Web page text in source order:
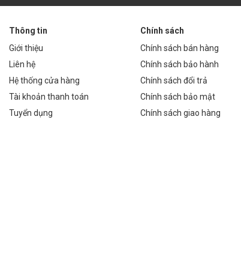
tuyến đường nông thôn.
cộng.
kho bãi.
HRPG-600-7.5 giúp đảm bảo đèn LED hoạt động hiệu quả
kể trong dài hạn. Với hiệu suất cao lên đến 90%, bạn có thể
hơn. Bên cạnh đó, độ bền cao và tính năng bảo vệ toàn
bạn có thể tiết kiệm từ 30% đến 50% chi phí vận hành so với
Thông tin
Giới thiệu
Liên hệ
Hệ thống cửa hàng
Tài khoản thanh toán
Tuyển dụng
Chính sách
Chính sách bán hàng
Chính sách bảo hành
Chính sách đổi trả
Chính sách bảo mật
Chính sách giao hàng